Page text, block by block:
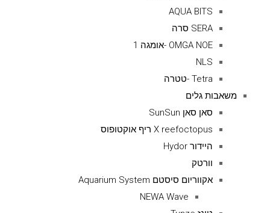
AQUA BITS
SERA סרה
OMGA NOE -אומגה 1
NLS
Tetra -טטרה
משאבות גלים
סאן סאן SunSun
X reefoctopus ריף אוקטופוס
היידור Hydor
וורטק
אקווריום סיסטם Aquarium System
NEWA Wave